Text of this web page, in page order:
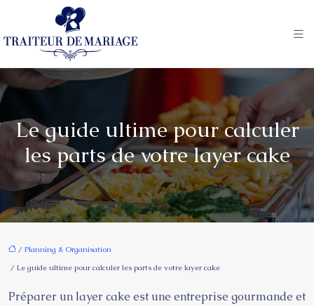
Le guide ultime pour calculer
les parts de votre layer cake
/ Planning & Organisation
/ Le guide ultime pour calculer les parts de votre layer cake
Préparer un layer cake est une entreprise gourmande et